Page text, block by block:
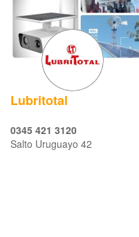
Lubritotal
0345 421 3120
Salto Uruguayo 42